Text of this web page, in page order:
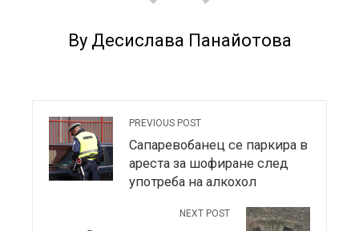
By Десислава Панайотова
PREVIOUS POST
Сапаревобанец се паркира в
ареста за шофиране след
употреба на алкохол
NEXT POST